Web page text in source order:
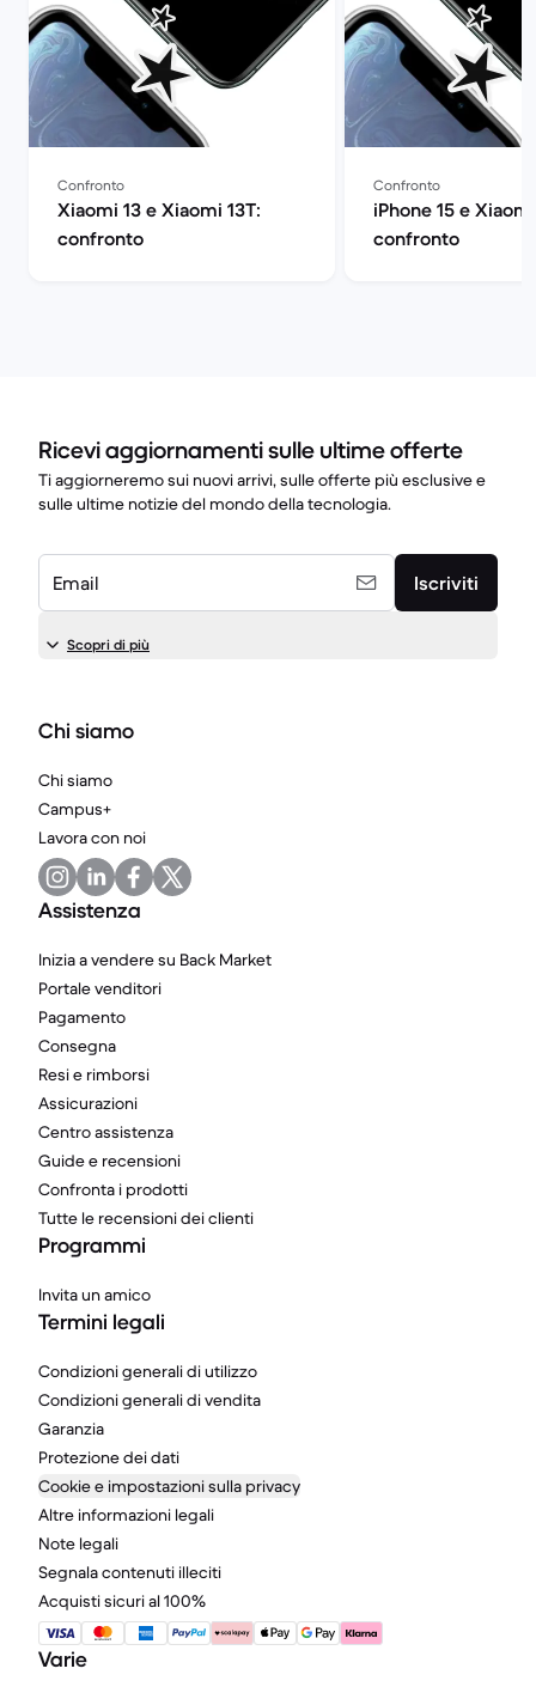
Confronto
Xiaomi 13 e Xiaomi 13T:
confronto
Confronto
iPhone 15 e
confronto
Ricevi aggiornamenti sulle ultime offerte
Ti aggiorneremo sui nuovi arrivi, sulle offerte più esclusive e
sulle ultime notizie del mondo della tecnologia.
Email Iscriviti
Scopri di più
Chi siamo
Chi siamo
Campus+
Lavora con noi
Assistenza
Inizia a vendere su Back Market
Portale venditori
Pagamento
Consegna
Resi e rimborsi
Assicurazioni
Centro assistenza
Guide e recensioni
Confronta i prodotti
Tutte le recensioni dei clienti
Programmi
Invita un amico
Termini legali
Condizioni generali di utilizzo
Condizioni generali di vendita
Garanzia
Protezione dei dati
Cookie e impostazioni sulla privacy
Altre informazioni legali
Note legali
Segnala contenuti illeciti
Acquisti sicuri al 100%
Varie